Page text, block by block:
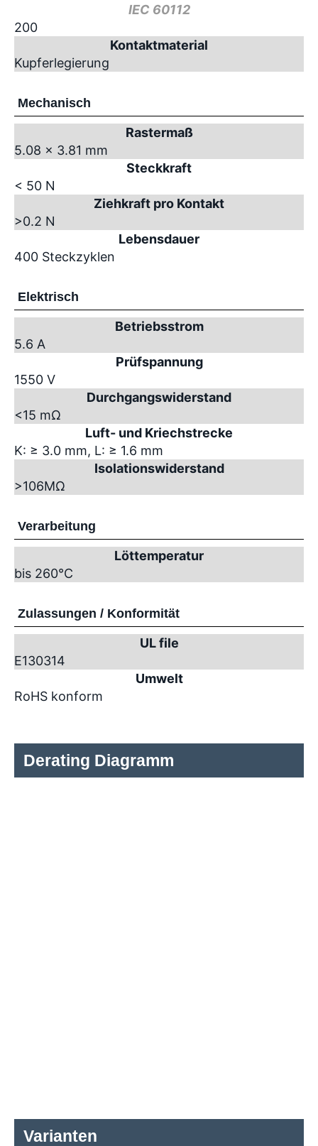
IEC 60112
200
Kontaktmaterial
Kupferlegierung
Mechanisch
Rastermaß
5.08 x 3.81 mm
Steckkraft
< 50 N
Ziehkraft pro Kontakt
>0.2 N
Lebensdauer
400 Steckzyklen
Elektrisch
Betriebsstrom
5.6 A
Prüfspannung
1550 V
Durchgangswiderstand
<15 mΩ
Luft- und Kriechstrecke
K: ≥ 3.0 mm, L: ≥ 1.6 mm
Isolationswiderstand
>106MΩ
Verarbeitung
Löttemperatur
bis 260°C
Zulassungen / Konformität
UL file
E130314
Umwelt
RoHS konform
Derating Diagramm
Varianten